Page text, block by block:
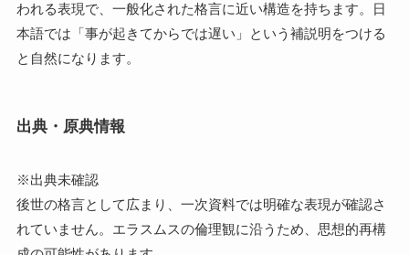
われる表現で、一般化された格言に近い構造を持ちます。日
本語では「事が起きてからでは遅い」という補説明をつける
と自然になります。
出典・原典情報
※出典未確認
後世の格言として広まり、一次資料では明確な表現が確認さ
れていません。エラスムスの倫理観に沿うため、思想的再構